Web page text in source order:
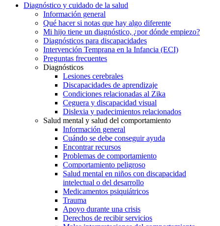
Diagnóstico y cuidado de la salud
Información general
Qué hacer si notas que hay algo diferente
Mi hijo tiene un diagnóstico, ¿por dónde empiezo?
Diagnósticos para discapacidades
Intervención Temprana en la Infancia (ECI)
Preguntas frecuentes
Diagnósticos
Lesiones cerebrales
Discapacidades de aprendizaje
Condiciones relacionadas al Zika
Ceguera y discapacidad visual
Dislexia y padecimientos relacionados
Salud mental y salud del comportamiento
Información general
Cuándo se debe conseguir ayuda
Encontrar recursos
Problemas de comportamiento
Comportamiento peligroso
Salud mental en niños con discapacidad
intelectual o del desarrollo
Medicamentos psiquiátricos
Trauma
Apoyo durante una crisis
Derechos de recibir servicios